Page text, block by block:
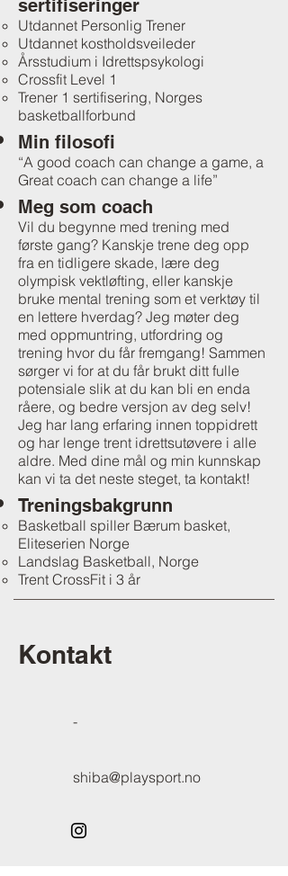
sertifiseringer
Utdannet Personlig Trener
Utdannet kostholdsveileder
Årsstudium i Idrettspsykologi
Crossfit Level 1
Trener 1 sertifisering, Norges
basketballforbund
Min filosofi
“A good coach can change a game, a
Great coach can change a life”
Meg som coach
Vil du begynne med trening med
første gang? Kanskje trene deg opp
fra en tidligere skade, lære deg
olympisk vektløfting, eller kanskje
bruke mental trening som et verktøy til
en lettere hverdag? Jeg møter deg
med oppmuntring, utfordring og
trening hvor du får fremgang! Sammen
sørger vi for at du får brukt ditt fulle
potensiale slik at du kan bli en enda
råere, og bedre versjon av deg selv!
Jeg har lang erfaring innen toppidrett
og har lenge trent idrettsutøvere i alle
aldre. Med dine mål og min kunnskap
kan vi ta det neste steget, ta kontakt!
Treningsbakgrunn
Basketball spiller Bærum basket,
Eliteserien Norge
Landslag Basketball, Norge
Trent CrossFit i 3 år
Kontakt
-
shiba@playsport.no